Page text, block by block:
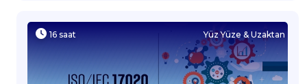
16 saat Yüz Yüze & Uzaktan